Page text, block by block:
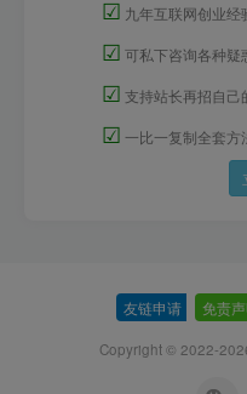
☑ 九年互联网创业经
☑ 可私下咨询各种疑
☑ 支持站长再招自己
☑ 一比一复制全套方
友链申请 免责
Copyright © 2022-